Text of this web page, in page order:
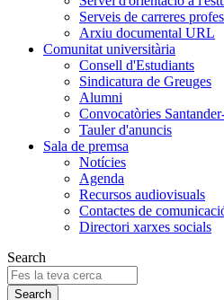
Serveis de carreres
Arxiu documental URL
Comunitat universitària
Consell d'Estudiants
Sindicatura de Greuges
Alumni
Convocatòries
Tauler d'anuncis
Sala de premsa
Notícies
Agenda
Recursos audiovisuals
Contactes de
Directori xarxes socials
Search